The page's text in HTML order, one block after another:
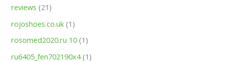
reviews (21)
rojoshoes.co.uk (1)
rosomed2020.ru 10 (1)
ru6405_fen702190x4(1)